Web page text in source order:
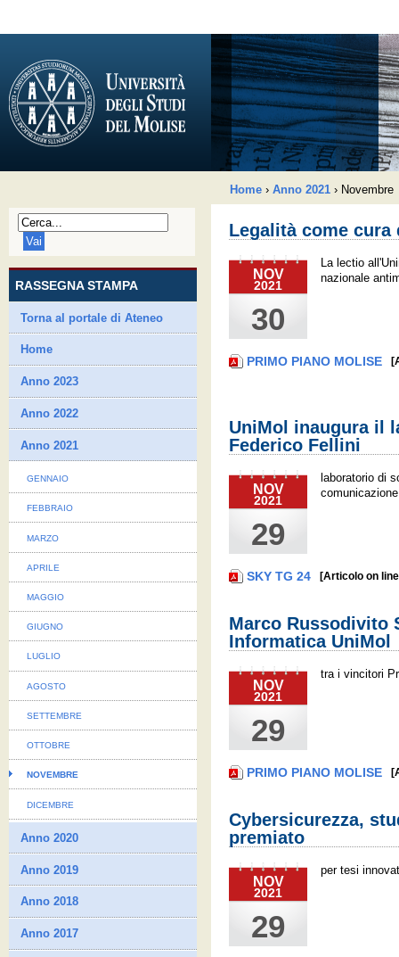
Home › Anno 2021 › Novembre
RASSEGNA STAMPA
Torna al portale di Ateneo
Home
Anno 2023
Anno 2022
Anno 2021
GENNAIO
FEBBRAIO
MARZO
APRILE
MAGGIO
GIUGNO
LUGLIO
AGOSTO
SETTEMBRE
OTTOBRE
NOVEMBRE
DICEMBRE
Anno 2020
Anno 2019
Anno 2018
Anno 2017
Legalità come cura
NOV
2021
30
La lectio
nazionale
PRIMO PIANO MOLISE
UniMol inaugura il
Federico Fellini
NOV
2021
29
laboratorio di
comunicazione
SKY TG 24 [Articolo on
Marco Russodivito
Informatica UniMol
NOV
2021
29
tra i vincitori
PRIMO PIANO MOLISE
Cybersicurezza,
premiato
NOV
2021
29
per tesi